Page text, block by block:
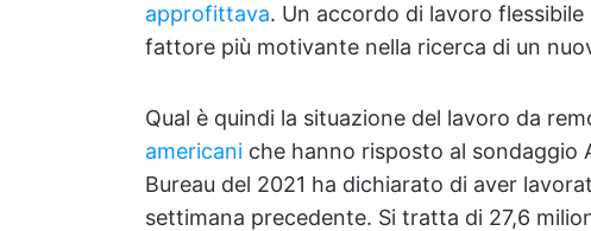
approfittava. Un accordo di lavoro
fattore più motivante nella ricerca di un
Qual è quindi la situazione del lavoro da
americani che hanno risposto al sondaggio
Bureau del 2021 ha dichiarato di aver
settimana precedente. Si tratta di 27,6